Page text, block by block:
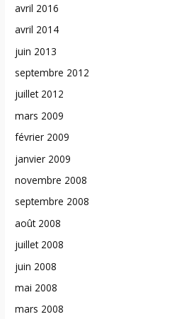
avril 2016
avril 2014
juin 2013
septembre 2012
juillet 2012
mars 2009
février 2009
janvier 2009
novembre 2008
septembre 2008
août 2008
juillet 2008
juin 2008
mai 2008
mars 2008